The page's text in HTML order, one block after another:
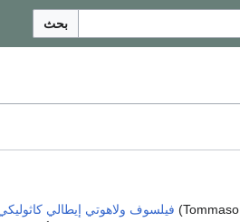
بحث
فيلسوف ولاهوتي إيطالي